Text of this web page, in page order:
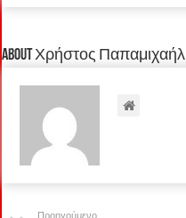
About Χρήστος Παπαμιχαήλ